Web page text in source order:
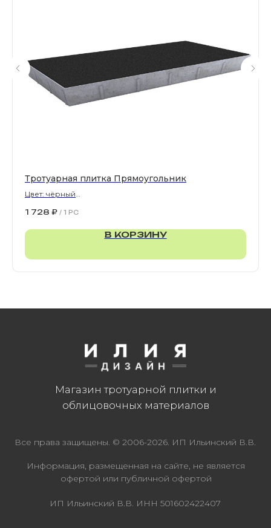
Тротуарная плитка Прямоугольник
Цвет: чёрный
1 728 ₽ / 1 PC
В КОРЗИНУ
ИП Ильинский В.В. ИНН 501602422407
Политика конфиденциальности